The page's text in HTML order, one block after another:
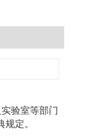
验室等部门
定。